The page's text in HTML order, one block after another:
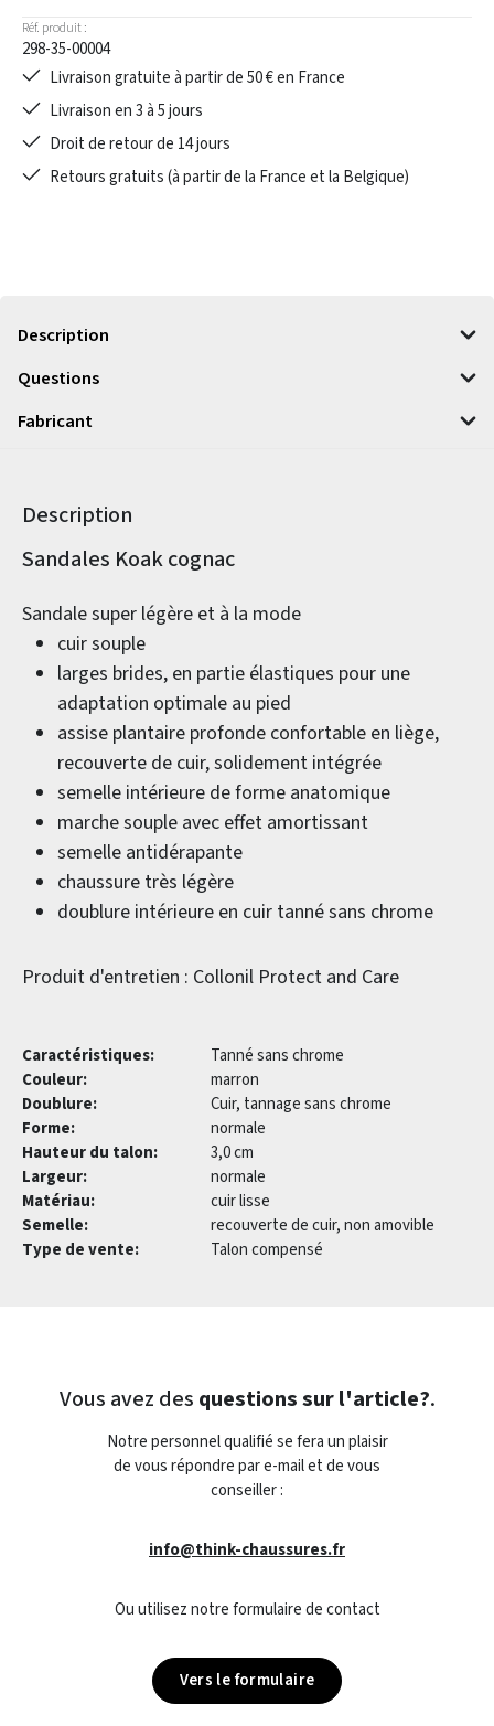
Réf. produit :
298-35-00004
Livraison gratuite à partir de 50 € en France
Livraison en 3 à 5 jours
Droit de retour de 14 jours
Retours gratuits (à partir de la France et la Belgique)
Description
Questions
Fabricant
Description
Informations sur le produit
Sandales Koak cognac
Sandale super légère et à la mode
cuir souple
larges brides, en partie élastiques pour une
adaptation optimale au pied
assise plantaire profonde confortable en liège,
recouverte de cuir, solidement intégrée
semelle intérieure de forme anatomique
marche souple avec effet amortissant
semelle antidérapante
chaussure très légère
doublure intérieure en cuir tanné sans chrome
Produit d'entretien : Collonil Protect and Care
Caractéristiques:
Tanné sans chrome
Couleur:
marron
Doublure:
Cuir, tannage sans chrome
Forme:
normale
Hauteur du talon:
3,0 cm
Largeur:
normale
Matériau:
cuir lisse
Semelle:
recouverte de cuir, non amovible
Type de vente:
Talon compensé
Vous avez des questions sur l'article?.
Notre personnel qualifié se fera un plaisir
de vous répondre par e-mail et de vous
conseiller :
info@think-chaussures.fr
Ou utilisez notre formulaire de contact
Vers le formulaire